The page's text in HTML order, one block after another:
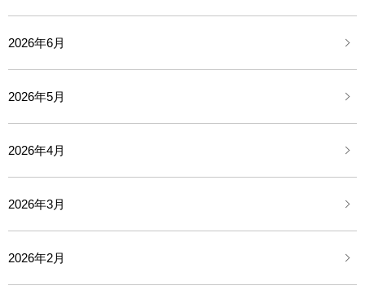
2026年6月
2026年5月
2026年4月
2026年3月
2026年2月